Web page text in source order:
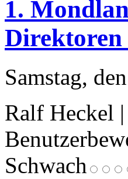
1.
Direktoren
Samstag,
Ralf Heckel |
Schwach